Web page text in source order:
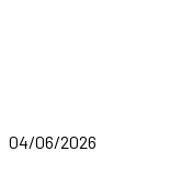
04/06/2026